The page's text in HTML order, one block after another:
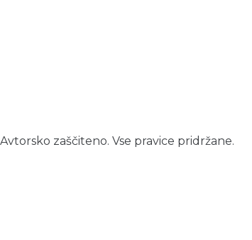
zaščiteno. Vse pravice pridržane.